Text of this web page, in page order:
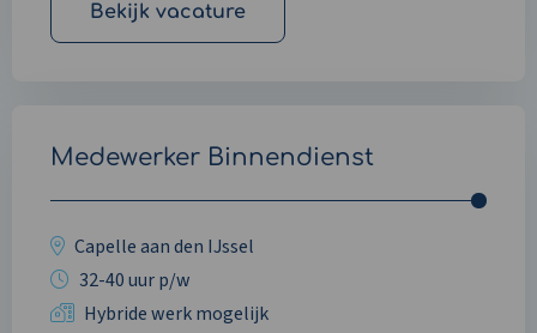
Bekijk vacature
Medewerker Binnendienst
Capelle aan den IJssel
32-40 uur p/w
Hybride werk mogelijk